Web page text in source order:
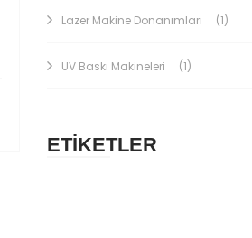
Lazer Makine Donanımları (1)
UV Baskı Makineleri (1)
ETİKETLER